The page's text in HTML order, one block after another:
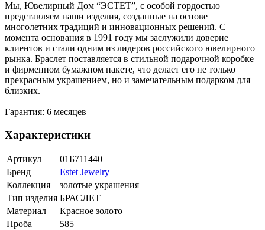
Мы, Ювелирный Дом “ЭСТЕТ”, с особой гордостью
представляем наши изделия, созданные на основе
многолетних традиций и инновационных решений. С
момента основания в 1991 году мы заслужили доверие
клиентов и стали одним из лидеров российского ювелирного
рынка. Браслет поставляется в стильной подарочной коробке
и фирменном бумажном пакете, что делает его не только
прекрасным украшением, но и замечательным подарком для
близких.
Гарантия: 6 месяцев
Характеристики
Артикул
01Б711440
Бренд
Estet Jewelry
Коллекция
золотые украшения
Тип изделия БРАСЛЕТ
Материал
Красное золото
Проба
585